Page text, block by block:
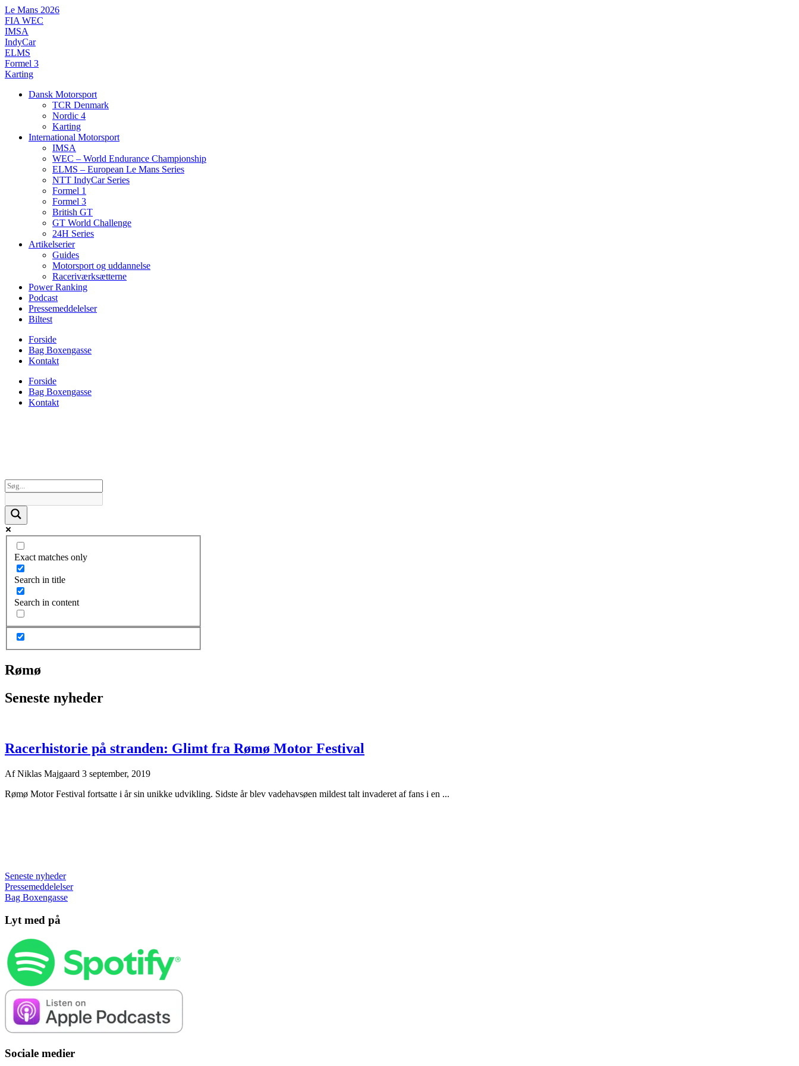
Videre
til
indhold
Le Mans 2026
FIA WEC
IMSA
IndyCar
ELMS
Formel 3
Karting
Dansk Motorsport
TCR Denmark
Nordic 4
Karting
International Motorsport
IMSA
WEC – World Endurance Championship
ELMS – European Le Mans Series
NTT IndyCar Series
Formel 1
Formel 3
British GT
GT World Challenge
24H Series
Artikelserier
Guides
Motorsport og uddannelse
Raceriværksætterne
Power Ranking
Podcast
Pressemeddelelser
Biltest
Forside
Bag Boxengasse
Kontakt
Forside
Bag Boxengasse
Kontakt
Exact matches only
Search in title
Search in content
Rømø
Seneste nyheder
Racerhistorie på stranden: Glimt fra Rømø Motor Festival
AfNiklas Majgaard 3 september, 2019
Rømø Motor Festival fortsatte i år sin unikke udvikling. Sidste år blev vadehavsøen mildest talt invaderet af fans i en ...
Seneste nyheder
Pressemeddelelser
Bag Boxengasse
Lyt med på
Sociale medier